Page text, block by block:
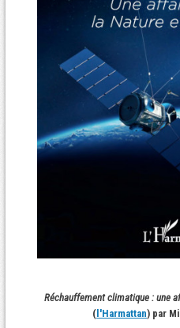
Réchauffement climatique : une
(l'Harmattan) par